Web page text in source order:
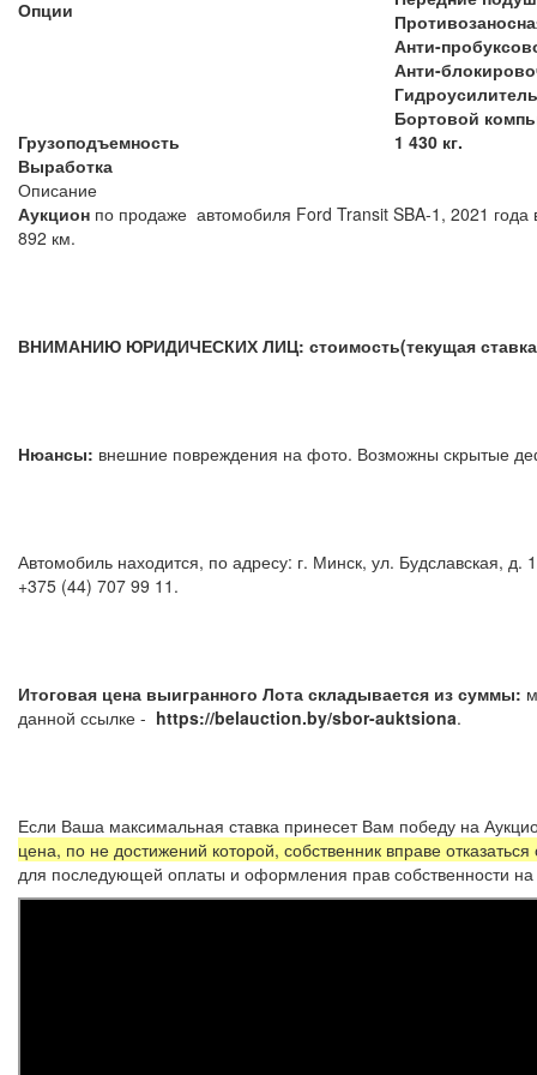
Опции
Анти-
Анти-
Гидроусилитель
Бортовой
Грузоподъемность
1 430 кг.
Выработка
Описание
Аукцион по продаже автомобиля Ford Transit SBA-1, 2021
892 км.
ВНИМАНИЮ ЮРИДИЧЕСКИХ ЛИЦ: стоимость(текущая ставка)
Нюансы: внешние повреждения на фото. Возможны
Автомобиль находится, по адресу: г. Минск, ул. Будславская,
+375 (44) 707 99 11.
Итоговая цена выигранного Лота складывается из суммы:
данной ссылке - https://belauction.by/sbor-auktsiona
Если Ваша максимальная ставка принесет Вам победу на
цена, по не достижений которой, собственник вправе
для последующей оплаты и оформления прав собственности на